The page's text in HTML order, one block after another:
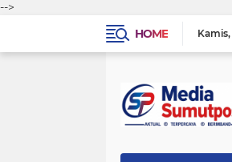
-->
HOME
Kamis